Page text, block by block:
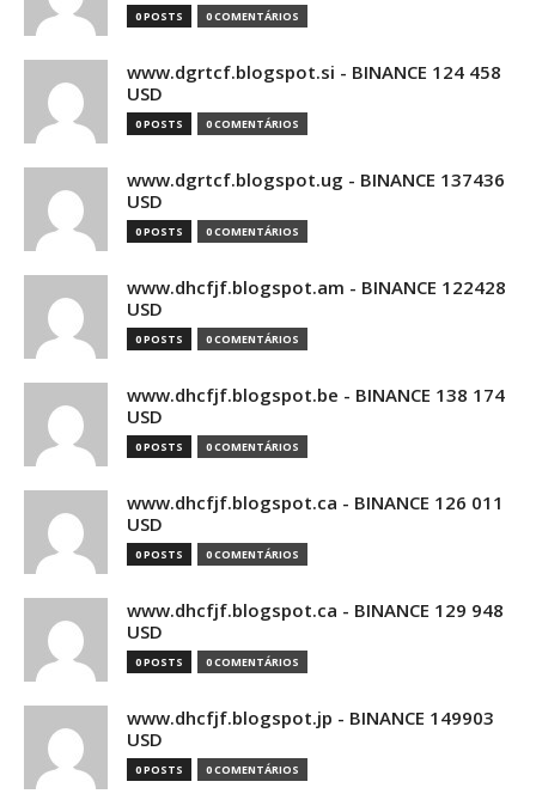
0 POSTS 0 COMENTÁRIOS
www.dgrtcf.blogspot.si - BINANCE 124 458
USD
0 POSTS 0 COMENTÁRIOS
www.dgrtcf.blogspot.ug - BINANCE 137436
USD
0 POSTS 0 COMENTÁRIOS
www.dhcfjf.blogspot.am - BINANCE 122428
USD
0 POSTS 0 COMENTÁRIOS
www.dhcfjf.blogspot.be - BINANCE 138 174
USD
0 POSTS 0 COMENTÁRIOS
www.dhcfjf.blogspot.ca - BINANCE 126 011
USD
0 POSTS 0 COMENTÁRIOS
www.dhcfjf.blogspot.ca - BINANCE 129 948
USD
0 POSTS 0 COMENTÁRIOS
www.dhcfjf.blogspot.jp - BINANCE 149903
USD
0 POSTS 0 COMENTÁRIOS